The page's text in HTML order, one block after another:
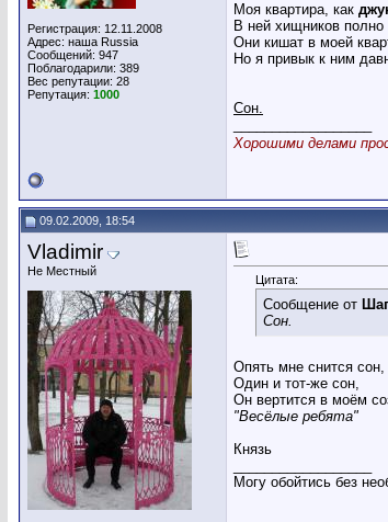
Регистрация: 12.11.2008
Адрес: наша Russia
Сообщений: 947
Поблагодарили: 389
Вес репутации: 28
Репутация: 1000
Моя квартира, как
В ней хищников полно
Они кишат в моей
Но я привык к ним
Сон.
Хорошими делами
09.02.2009, 18:54
Vladimir
Не Местный
Цитата:
Сообщение от
Сон.
Опять мне снится сон,
Один и тот-же сон,
Он вертится в моём
"Весёлые ребята"
Князь
Могу обойтись без